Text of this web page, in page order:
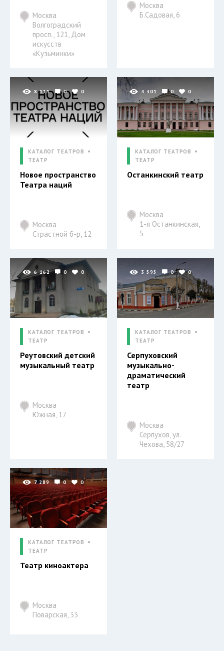
Москва
Волгоградский
просп., 121, Дом
искусств
«Кузьминки»
Москва
Б.Садовая, 6
8 111 0 0
КАТАЛОГ ТЕАТРОВ
ТЕАТР
Новое пространство
Театра наций
Москва
Страстной б-р, 12
4 301 0 0
КАТАЛОГ ТЕАТРОВ
ТЕАТР
Останкинский театр
Москва
1-я Останкинская,
5
6 162 0 0
КАТАЛОГ ТЕАТРОВ
ТЕАТР
Реутовский детский
музыкальный театр
Москва
Южная, 17
3 595 0 0
КАТАЛОГ ТЕАТРОВ
ТЕАТР
Серпуховский
музыкально-
драматический
театр
Москва
Серпухов, ул.
Чехова, 58/27
7 289 0 0
КАТАЛОГ ТЕАТРОВ
ТЕАТР
Театр киноактера
Москва
Поварская, 33